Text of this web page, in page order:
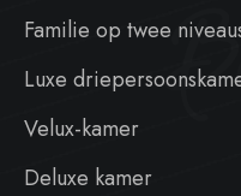
Familie op twee
Luxe
Velux-kamer
Deluxe kamer